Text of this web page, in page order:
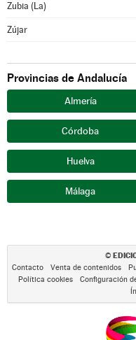
Zubia (La)
Zújar
Provincias de Andalucía
Almería
Córdoba
Huelva
Málaga
©
Contacto Venta de contenidos
Política cookies
Configuración